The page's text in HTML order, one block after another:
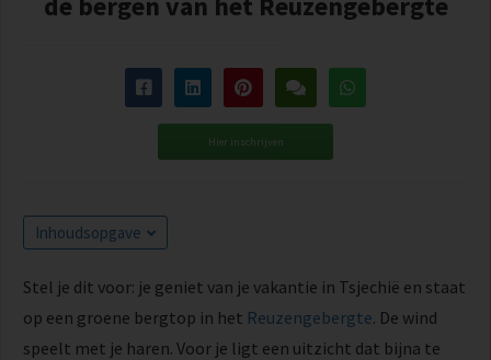
Hier inschrijven
Inhoudsopgave
Stel je dit voor: je geniet van je vakantie in Tsjechië en staat
op een groene bergtop in het Reuzengebergte. De wind
speelt met je haren. Voor je ligt een uitzicht dat bijna te